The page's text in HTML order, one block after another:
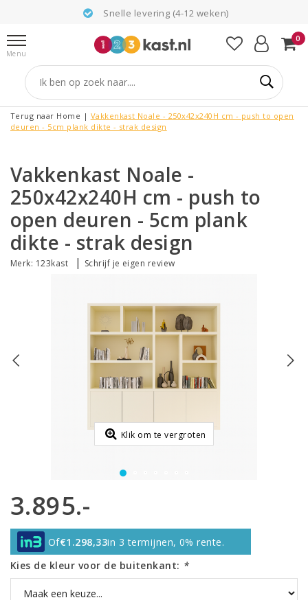
Snelle levering (4-12 weken)
Menu
0
Terug naar Home | Vakkenkast Noale - 250x42x240H cm - push to open
deuren - 5cm plank dikte - strak design
Vakkenkast Noale -
250x42x240H cm - push to
open deuren - 5cm plank
dikte - strak design
Merk: 123kast | Schrijf je eigen review
Klik om te vergroten
3.895.-
Of€1.298,33in 3 termijnen, 0% rente.
Kies de kleur voor de buitenkant: *